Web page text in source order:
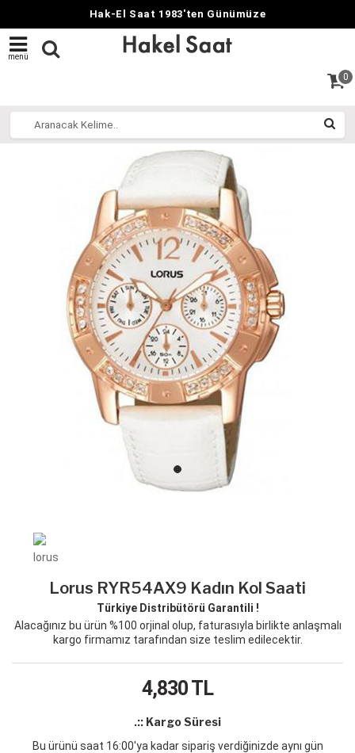
Hak-El Saat 1983'ten Günümüze
menü
0
Lorus RYR54AX9 Kadın Kol Saati
Türkiye Distribütörü Garantili !
Alacağınız bu ürün %100 orjinal olup, faturasıyla birlikte anlaşmalı
kargo firmamız tarafından size teslim edilecektir.
4,830TL
.:: Kargo Süresi
Bu ürünü saat 16:00'ya kadar sipariş verdiğinizde aynı gün